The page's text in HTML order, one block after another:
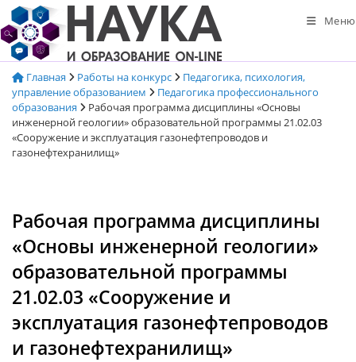
Перейти
к
содержимому
Меню
Главная Работы на конкурс
Педагогика, психология,
управление образованием
Педагогика профессионального
образования
Рабочая программа дисциплины «Основы
инженерной геологии» образовательной программы 21.02.03
«Сооружение и эксплуатация газонефтепроводов и
газонефтехранилищ»
Рабочая программа дисциплины
«Основы инженерной геологии»
образовательной программы
21.02.03 «Сооружение и
эксплуатация газонефтепроводов
и газонефтехранилищ»